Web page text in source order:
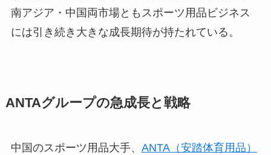
南アジア・中国両市場ともスポーツ用品ビジネス
には引き続き大きな成長期待が持たれている。
ANTAグループの急成長と戦略
中国のスポーツ用品大手、 ANTA（安踏体育用品）